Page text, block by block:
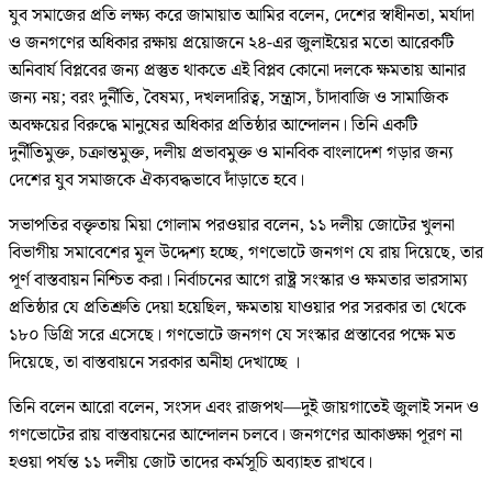
যুব সমাজের প্রতি লক্ষ্য করে জামায়াত আমির বলেন, দেশের স্বাধীনতা, মর্যাদা
ও জনগণের অধিকার রক্ষায় প্রয়োজনে ২৪-এর জুলাইয়ের মতো আরেকটি
অনিবার্য বিপ্লবের জন্য প্রস্তুত থাকতে এই বিপ্লব কোনো দলকে ক্ষমতায় আনার
জন্য নয়; বরং দুর্নীতি, বৈষম্য, দখলদারিত্ব, সন্ত্রাস, চাঁদাবাজি ও সামাজিক
অবক্ষয়ের বিরুদ্ধে মানুষের অধিকার প্রতিষ্ঠার আন্দোলন। তিনি একটি
দুর্নীতিমুক্ত, চক্রান্তমুক্ত, দলীয় প্রভাবমুক্ত ও মানবিক বাংলাদেশ গড়ার জন্য
দেশের যুব সমাজকে ঐক্যবদ্ধভাবে দাঁড়াতে হবে।
সভাপতির বক্তৃতায় মিয়া গোলাম পরওয়ার বলেন, ১১ দলীয় জোটের খুলনা
বিভাগীয় সমাবেশের মূল উদ্দেশ্য হচ্ছে, গণভোটে জনগণ যে রায় দিয়েছে, তার
পূর্ণ বাস্তবায়ন নিশ্চিত করা। নির্বাচনের আগে রাষ্ট্র সংস্কার ও ক্ষমতার ভারসাম্য
প্রতিষ্ঠার যে প্রতিশ্রুতি দেয়া হয়েছিল, ক্ষমতায় যাওয়ার পর সরকার তা থেকে
১৮০ ডিগ্রি সরে এসেছে। গণভোটে জনগণ যে সংস্কার প্রস্তাবের পক্ষে মত
দিয়েছে, তা বাস্তবায়নে সরকার অনীহা দেখাচ্ছে ।
তিনি বলেন আরো বলেন, সংসদ এবং রাজপথ—দুই জায়গাতেই জুলাই সনদ ও
গণভোটের রায় বাস্তবায়নের আন্দোলন চলবে। জনগণের আকাঙ্ক্ষা পূরণ না
হওয়া পর্যন্ত ১১ দলীয় জোট তাদের কর্মসূচি অব্যাহত রাখবে।